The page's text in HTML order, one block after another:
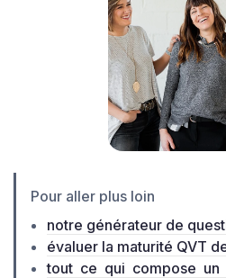
Pour aller plus loin
notre générateur de
évaluer la maturité QVT
tout ce qui compose un